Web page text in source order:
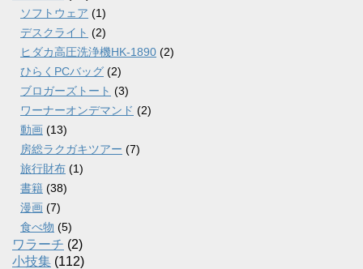
ソフトウェア (1)
デスクライト (2)
ヒダカ高圧洗浄機HK-1890 (2)
ひらくPCバッグ (2)
ブロガーズトート (3)
ワーナーオンデマンド (2)
動画 (13)
房総ラクガキツアー (7)
旅行財布 (1)
書籍 (38)
漫画 (7)
食べ物 (5)
ワラーチ (2)
小技集 (112)